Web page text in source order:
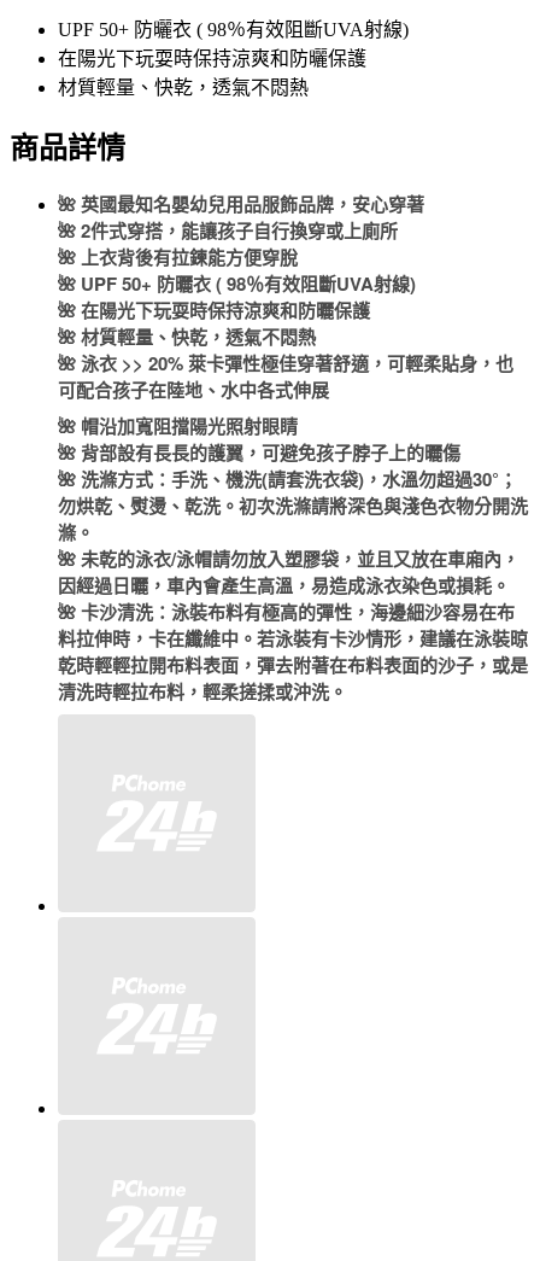
UPF 50+ 防曬衣 ( 98％有效阻斷UVA射線)
在陽光下玩耍時保持涼爽和防曬保護
材質輕量、快乾，透氣不悶熱
商品詳情
🌺 英國最知名嬰幼兒用品服飾品牌，安心穿著
🌺 2件式穿搭，能讓孩子自行換穿或上廁所
🌺 上衣背後有拉鍊能方便穿脫
🌺 UPF 50+ 防曬衣 ( 98％有效阻斷UVA射線)
🌺 在陽光下玩耍時保持涼爽和防曬保護
🌺 材質輕量、快乾，透氣不悶熱
🌺 泳衣 >> 20% 萊卡彈性極佳穿著舒適，可輕柔貼身，也
可配合孩子在陸地、水中各式伸展
🌺 帽沿加寬阻擋陽光照射眼睛
🌺 背部設有長長的護翼，可避免孩子脖子上的曬傷
🌺 洗滌方式：手洗、機洗(請套洗衣袋)，水溫勿超過30°；
勿烘乾、熨燙、乾洗。初次洗滌請將深色與淺色衣物分開洗
滌。
🌺 未乾的泳衣/泳帽請勿放入塑膠袋，並且又放在車廂內，
因經過日曬，車內會產生高溫，易造成泳衣染色或損耗。
🌺 卡沙清洗：泳裝布料有極高的彈性，海邊細沙容易在布
料拉伸時，卡在纖維中。若泳裝有卡沙情形，建議在泳裝晾
乾時輕輕拉開布料表面，彈去附著在布料表面的沙子，或是
清洗時輕拉布料，輕柔搓揉或沖洗。